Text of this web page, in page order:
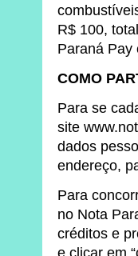
R$ 100,
Paraná Pay
COMO
Para se
site
dados
endereço,
Para
no Nota
créditos e
e clicar em